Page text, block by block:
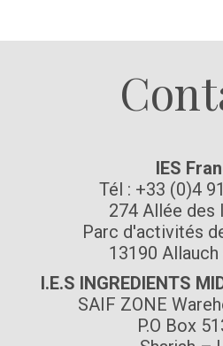
IES
Tél : +33 (0)4
274 Allée des
Parc d'activités
13190
I.E.S INGREDIENTS
SAIF ZONE
P.O Box